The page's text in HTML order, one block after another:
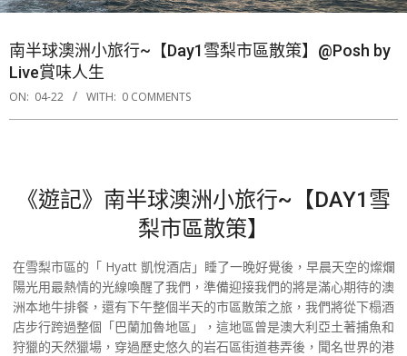
南半球澳洲小旅行~【Day1雪梨市區散策】@Posh by
Live賞味人生
ON: 04-22 WITH: 0 COMMENTS
《遊記》南半球澳洲小旅行~【DAY1雪
梨市區散策】
在雪梨市區的「 Hyatt 凱悅酒店」睡了一晚好覺後，早晨天空的燦爛
陽光用最熱情的光線喚醒了我們，準備迎接我們的將是滿心期待的澳
洲本地牛排餐，還有下午整個半天的市區散策之旅，我們將從下榻酒
店步行跨過整個「巴蘭加魯地區」，這地區曾是澳大利亞土著捕魚和
狩獵的天然獵場，穿過歷史悠久的岩石區街道巷弄後，聞名世界的港